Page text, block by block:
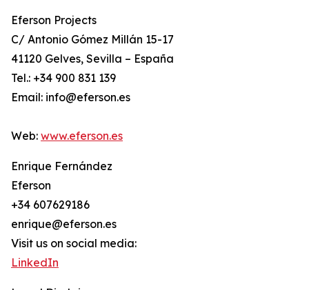
Eferson Projects
C/ Antonio Gómez Millán 15-17
41120 Gelves, Sevilla – España
Tel.: +34 900 831 139
Email: info@eferson.es
Web: www.eferson.es
Enrique Fernández
Eferson
+34 607629186
enrique@eferson.es
Visit us on social media:
LinkedIn